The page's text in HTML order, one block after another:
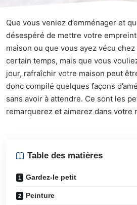
Que vous veniez d’emménager et
désespéré de mettre votre
maison ou que vous ayez vécu
certain temps, mais que vous
jour, rafraîchir votre maison peut
donc compilé quelques façons
sans avoir à attendre. Ce sont les
remarquerez et aimerez dans votre
Table des matières
Gardez-le petit
Peinture